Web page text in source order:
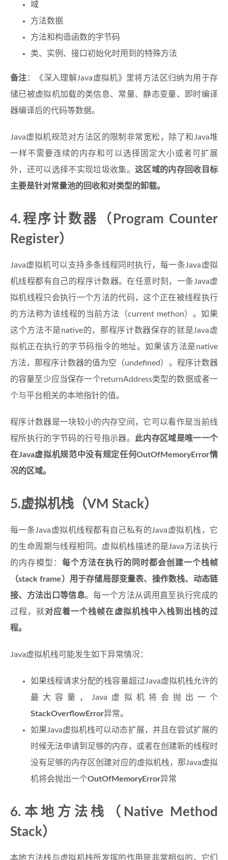
域
方法数据
方法和构造函数的字节码
类、实例、接口初始化时用到的特殊方法
备注 ：《深入理解Java虚拟机》里将方法区归纳为用于存
储已被虚拟机加载的类信息、常量、静态变量、即时编译
器编译后的代码等数据。
Java虚拟机规范对方法区的限制非常宽松，除了和Java堆
一样不需要连续的内存和可以选择固定大小或者可扩展
外，还可以选择不实现垃圾收集。 这区域的内存回收目标
主要是针对常量池的回收和对类型的卸载。
4.程序计数器（Program Counter
Register）
Java虚拟机可以支持多条线程同时执行，每一条Java虚拟
机线程都有自己的程序计数器。在任意时刻，一条Java虚
拟机线程只会执行一个方法的代码，这个正在被线程执行
的方法称为该线程的当前方法（current methon）。如果
这个方法不是native的，那程序计数器保存的就是Java虚
拟机正在执行的字节码指令的地址。如果该方法是native
方法，那程序计数器的值为空（undefined）。程序计数器
的容量至少应当保存一个returnAddress类型的数据或者一
个与平台相关的本地指针的值。
程序计数器是一块较小的内存空间，它可以看作是当前线
程所执行的字节码的行号指示器。
此内存区域是唯一一个
在Java虚拟机规范中没有规定任何OutOfMemoryError情
况的区域。
5.虚拟机栈（VM Stack）
每一条Java虚拟机线程都有自己私有的Java虚拟机栈，它
的生命周期与线程相同。虚拟机栈描述的是Java方法执行
的内存模型：每个方法在执行的同时都会创建一个栈帧
（stack frame）用于存储局部变量表、操作数栈、动态链
接、方法出口等信息。每一个方法从调用直至执行完成的
过程，就对应着一个栈帧在虚拟机栈中入栈到出栈的过
程。
Java虚拟机栈可能发生如下异常情况：
如果线程请求分配的栈容量超过Java虚拟机栈允许的
最大容量，Java虚拟机将会抛出一个
StackOverflowError异常。
如果Java虚拟机栈可以动态扩展，并且在尝试扩展的
时候无法申请到足够的内存，或者在创建新的线程时
没有足够的内存区创建对应的虚拟机栈，那Java虚拟
机将会抛出一个OutOfMemoryError异常
6.本地方法栈（Native Method
Stack）
本地方法栈与虚拟机栈所发挥的作用是非常相似的，它们